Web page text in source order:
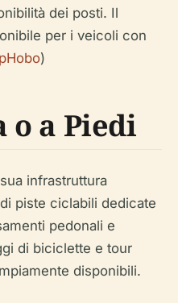
dei posti. Il
per i veicoli con
)
a Piedi
infrastruttura
piste ciclabili dedicate
pedonali e
di biciclette e tour
disponibili.